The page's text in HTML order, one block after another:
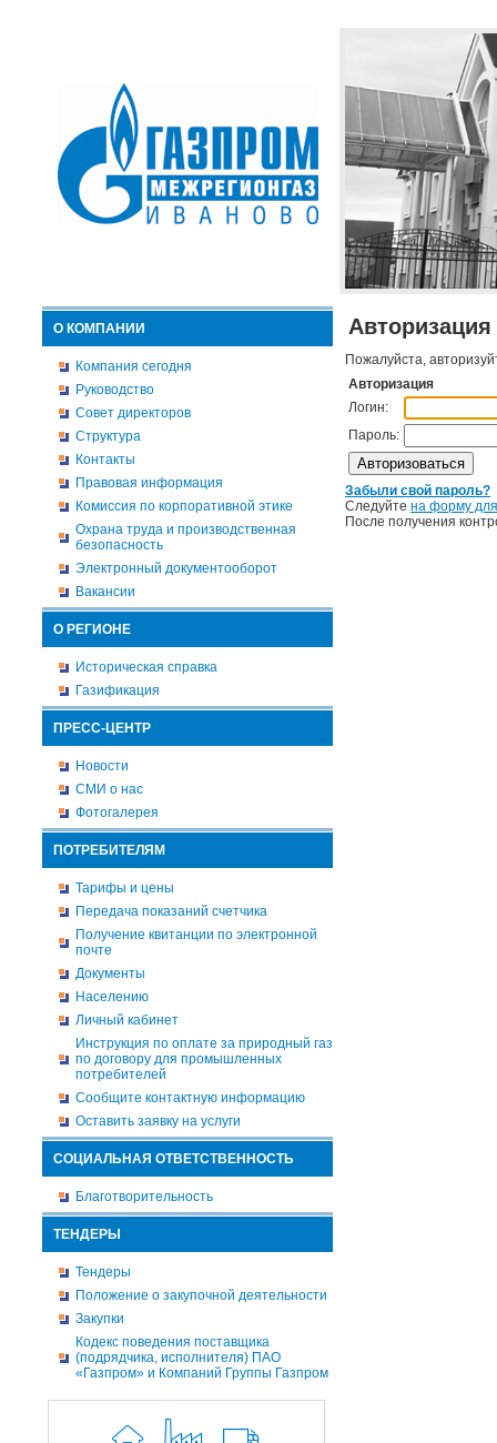
О КОМПАНИИ
Компания сегодня
Руководство
Совет директоров
Структура
Контакты
Правовая информация
Комиссия по корпоративной этике
Охрана труда и производственная
безопасность
Электронный документооборот
Вакансии
О РЕГИОНЕ
Историческая справка
Газификация
ПРЕСС-ЦЕНТР
Новости
СМИ о нас
Фотогалерея
ПОТРЕБИТЕЛЯМ
Тарифы и цены
Передача показаний счетчика
Получение квитанции по электронной
почте
Документы
Населению
Личный кабинет
Инструкция по оплате за природный газ
по договору для промышленных
потребителей
Сообщите контактную информацию
Оставить заявку на услуги
СОЦИАЛЬНАЯ ОТВЕТСТВЕННОСТЬ
Благотворительность
ТЕНДЕРЫ
Тендеры
Положение о закупочной деятельности
Закупки
Кодекс поведения поставщика
(подрядчика, исполнителя) ПАО
«Газпром» и Компаний Группы Газпром
Авторизация
Пожалуйста,
Авторизация
Логин:
Пароль:
Забыли свой пароль?
Следуйте на форму
После получения